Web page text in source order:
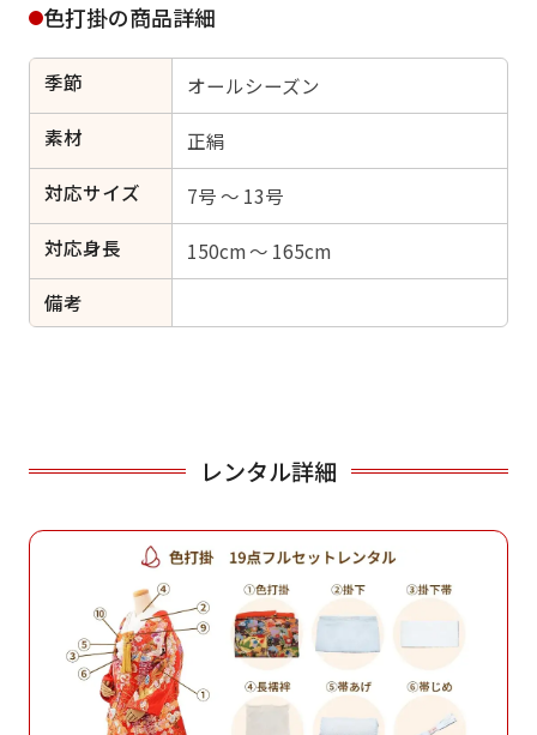
女性 男性
キャンセル 検索する
色打掛の商品詳細
季節
オールシーズン
素材
正絹
対応サイズ
7号 ～ 13号
対応身長
150cm ～ 165cm
備考
レンタル詳細